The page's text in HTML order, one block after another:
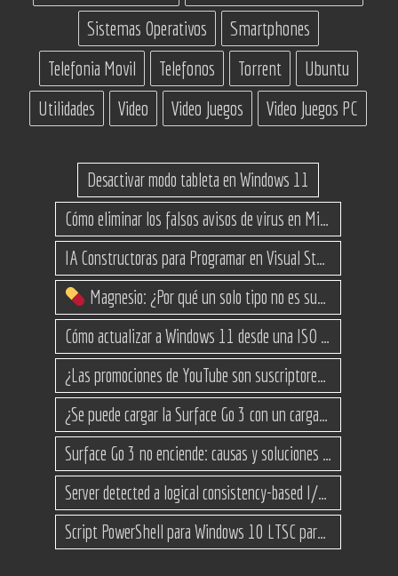
Sistemas Operativos
Smartphones
Telefonia Movil
Telefonos Torrent
Ubuntu
Utilidades
Video Video Juegos Video Juegos PC
Desactivar modo tableta en Windows 11
Magnesio: ¿Por qué un solo tipo no es suficiente? (Guía de variantes)